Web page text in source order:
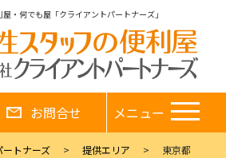
・何でも屋「クライアントパートナーズ」
お問合せ メニュー
トナーズ 提供エリア 東京都